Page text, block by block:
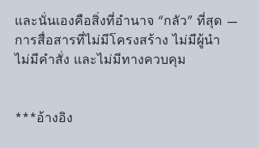
และนั่นเองคือสิ่งที่อำนาจ “กลัว” ที่สุด —
การสื่อสารที่ไม่มีโครงสร้าง ไม่มีผู้นำ
ไม่มีคำสั่ง และไม่มีทางควบคุม
***อ้างอิง